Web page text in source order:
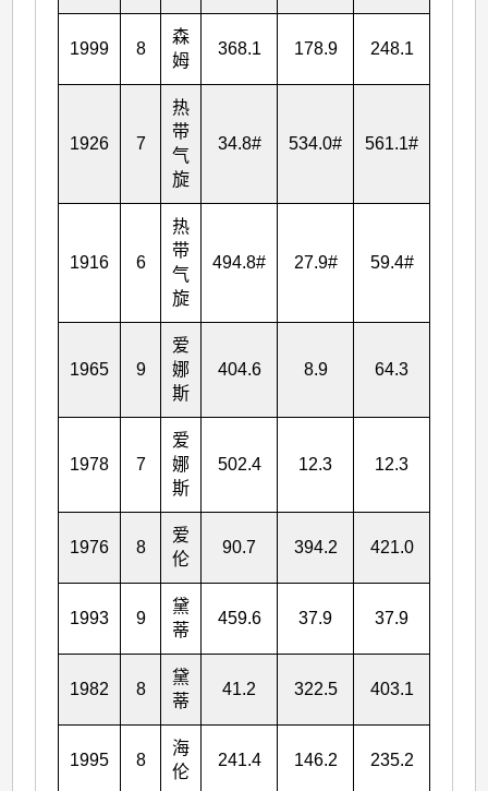
1999 8
森
姆
368.1 178.9 248.1
1926 7
热
带
气
旋
34.8# 534.0# 561.1#
1916 6
热
带
气
旋
494.8# 27.9# 59.4#
1965 9
爱
娜
斯
404.6 8.9 64.3
1978 7
爱
娜
斯
502.4 12.3 12.3
1976 8
爱
伦
90.7 394.2 421.0
1993 9
黛
蒂
459.6 37.9 37.9
1982 8
黛
蒂
41.2 322.5 403.1
1995 8
海
伦
241.4 146.2 235.2